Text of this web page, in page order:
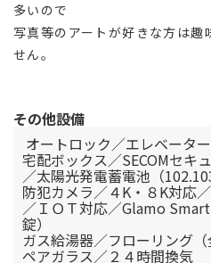
多いので
写真等のアートが好きな方は趣
せん。
その他設備
オートロック／エレベーター
宅配ボックス／SECOMセキ
／太陽光発電蓄電池（
防犯カメラ／４K・８K対応
／ＩＯＴ対応／Glamo
錠）
ガス給湯器／フローリング
ペアガラス／２４時間換気